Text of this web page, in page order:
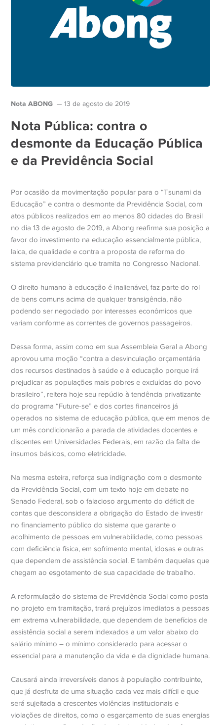
Nota ABONG 13 de agosto de 2019
Nota Pública: contra o
desmonte da Educação Pública
e da Previdência Social
Por ocasião da movimentação popular para o “Tsunami da
Educação” e contra o desmonte da Previdência Social, com
atos públicos realizados em ao menos 80 cidades do Brasil
no dia 13 de agosto de 2019, a Abong reafirma sua posição a
favor do investimento na educação essencialmente pública,
laica, de qualidade e contra a proposta de reforma do
sistema previdenciário que tramita no Congresso Nacional.
O direito humano à educação é inalienável, faz parte do rol
de bens comuns acima de qualquer transigência, não
podendo ser negociado por interesses econômicos que
variam conforme as correntes de governos passageiros.
Dessa forma, assim como em sua Assembleia Geral a Abong
aprovou uma moção “contra a desvinculação orçamentária
dos recursos destinados à saúde e à educação porque irá
prejudicar as populações mais pobres e excluídas do povo
brasileiro”, reitera hoje seu repúdio à tendência privatizante
do programa “Future-se” e dos cortes financeiros já
operados no sistema de educação pública, que em menos de
um mês condicionarão a parada de atividades docentes e
discentes em Universidades Federais, em razão da falta de
insumos básicos, como eletricidade.
Na mesma esteira, reforça sua indignação com o desmonte
da Previdência Social, com um texto hoje em debate no
Senado Federal, sob o falacioso argumento do déficit de
contas que desconsidera a obrigação do Estado de investir
no financiamento público do sistema que garante o
acolhimento de pessoas em vulnerabilidade, como pessoas
com deficiência física, em sofrimento mental, idosas e outras
que dependem de assistência social. E também daquelas que
chegam ao esgotamento de sua capacidade de trabalho.
A reformulação do sistema de Previdência Social como posta
no projeto em tramitação, trará prejuízos imediatos a pessoas
em extrema vulnerabilidade, que dependem de benefícios de
assistência social a serem indexados a um valor abaixo do
salário mínimo – o mínimo considerado para acessar o
essencial para a manutenção da vida e da dignidade humana.
Causará ainda irreversíveis danos à população contribuinte,
que já desfruta de uma situação cada vez mais difícil e que
será sujeitada a crescentes violências institucionais e
violações de direitos, como o esgarçamento de suas energias